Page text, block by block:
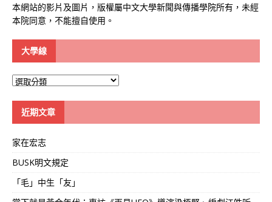
本網站的影片及圖片，版權屬中文大學新聞與傳播學院所有，未經
本院同意，不能擅自使用。
大學線
大
近期文章
家在宏志
BUSK明文規定
「毛」中生「友」